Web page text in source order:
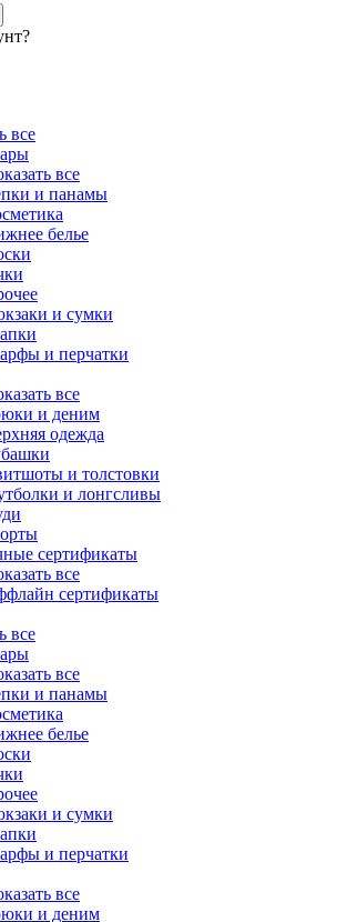
все
все
и панамы
белье
и сумки
и перчатки
все
и деним
одежда
и толстовки
и лонгсливы
сертификаты
все
сертификаты
все
все
и панамы
белье
и сумки
и перчатки
все
и деним